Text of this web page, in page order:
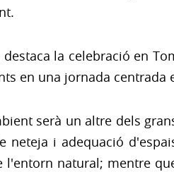
la celebració en
en una jornada
serà un altre dels
neteja i adequació
natural; mentre